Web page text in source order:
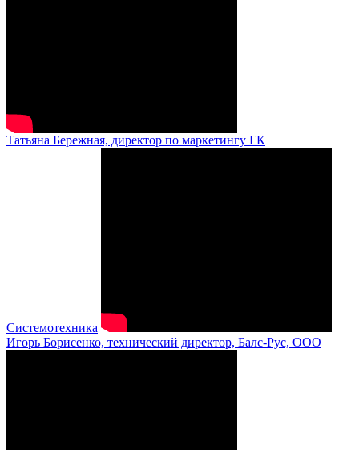
Татьяна Бережная, директор по маркетингу ГК
Системотехника
Игорь Борисенко, технический директор, Балс-Рус, ООО